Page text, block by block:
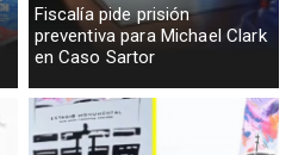
Fiscalía pide prisión
preventiva para Michael Clark
en Caso Sartor